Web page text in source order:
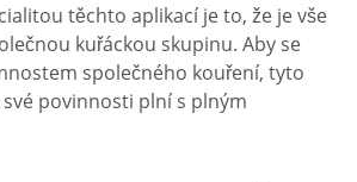
těchto aplikací je to, že je vše
kuřáckou skupinu. Aby se
společného kouření, tyto
své povinnosti plní s plným